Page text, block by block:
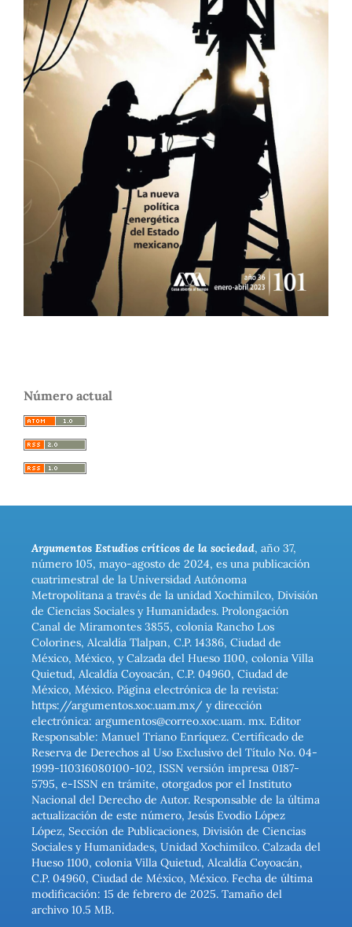
Número actual
Argumentos Estudios críticos de la sociedad, año 37,
número 105, mayo-agosto de 2024, es una publicación
cuatrimestral de la Universidad Autónoma
Metropolitana a través de la unidad Xochimilco, División
de Ciencias Sociales y Humanidades. Prolongación
Canal de Miramontes 3855, colonia Rancho Los
Colorines, Alcaldía Tlalpan, C.P. 14386, Ciudad de
México, México, y Calzada del Hueso 1100, colonia Villa
Quietud, Alcaldía Coyoacán, C.P. 04960, Ciudad de
México, México. Página electrónica de la revista:
https://argumentos.xoc.uam.mx/ y dirección
electrónica: argumentos@correo.xoc.uam. mx. Editor
Responsable: Manuel Triano Enríquez. Certificado de
Reserva de Derechos al Uso Exclusivo del Título No. 04-
1999-110316080100-102, ISSN versión impresa 0187-
5795, e-ISSN en trámite, otorgados por el Instituto
Nacional del Derecho de Autor. Responsable de la última
actualización de este número, Jesús Evodio López
López, Sección de Publicaciones, División de Ciencias
Sociales y Humanidades, Unidad Xochimilco. Calzada del
Hueso 1100, colonia Villa Quietud, Alcaldía Coyoacán,
C.P. 04960, Ciudad de México, México. Fecha de última
modificación: 15 de febrero de 2025. Tamaño del
archivo 10.5 MB.